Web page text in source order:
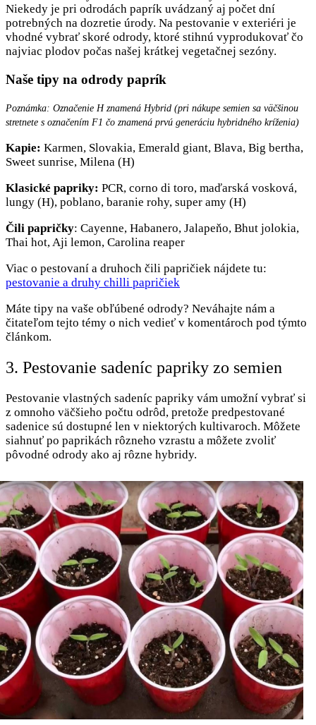
Niekedy je pri odrodách paprík uvádzaný aj počet dní
potrebných na dozretie úrody. Na pestovanie v exteriéri je
vhodné vybrať skoré odrody, ktoré stihnú vyprodukovať čo
najviac plodov počas našej krátkej vegetačnej sezóny.
Naše tipy na odrody paprík
Poznámka: Označenie H znamená Hybrid (pri nákupe semien sa väčšinou
stretnete s označením F1 čo znamená prvú generáciu hybridného kríženia)
Kapie: Karmen, Slovakia, Emerald giant, Blava, Big bertha,
Sweet sunrise, Milena (H)
Klasické papriky: PCR, corno di toro, maďarská vosková,
lungy (H), poblano, baranie rohy, super amy (H)
Čili papričky: Cayenne, Habanero, Jalapeňo, Bhut jolokia,
Thai hot, Aji lemon, Carolina reaper
Viac o pestovaní a druhoch čili papričiek nájdete tu:
pestovanie a druhy chilli papričiek
Máte tipy na vaše obľúbené odrody? Neváhajte nám a
čitateľom tejto témy o nich vedieť v komentároch pod týmto
článkom.
3. Pestovanie sadeníc papriky zo semien
Pestovanie vlastných sadeníc papriky vám umožní vybrať si
z omnoho väčšieho počtu odrôd, pretože predpestované
sadenice sú dostupné len v niektorých kultivaroch. Môžete
siahnuť po paprikách rôzneho vzrastu a môžete zvoliť
pôvodné odrody ako aj rôzne hybridy.